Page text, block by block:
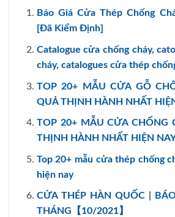
Báo Giá Cửa Thép Chống
[Đã Kiểm Định]
Catalogue cửa chống cháy,
cháy, catalogues cửa thép
TOP 20+ MẪU CỬA GỖ
QUẢ THỊNH HÀNH NHẤT
TOP 20+ MẪU CỬA CHỐNG
THỊNH HÀNH NHẤT HIỆN
Top 20+ mẫu cửa thép chống
hiện nay
CỬA THÉP HÀN QUỐC |
THÁNG【10/2021】